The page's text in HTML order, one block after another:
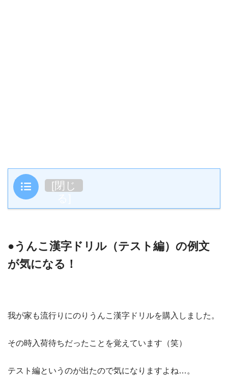
目次 [閉じ
●うんこ漢字ドリル（テスト編）の例文
が気になる！
我が家も流行りにのりうんこ漢字ドリルを購入しました。
その時入荷待ちだったことを覚えています（笑）
テスト編というのが出たので気になりますよね…。